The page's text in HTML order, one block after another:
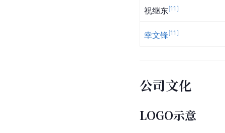
祝继东[11 ]
幸文锋[11 ]
公司文化
LOGO示意